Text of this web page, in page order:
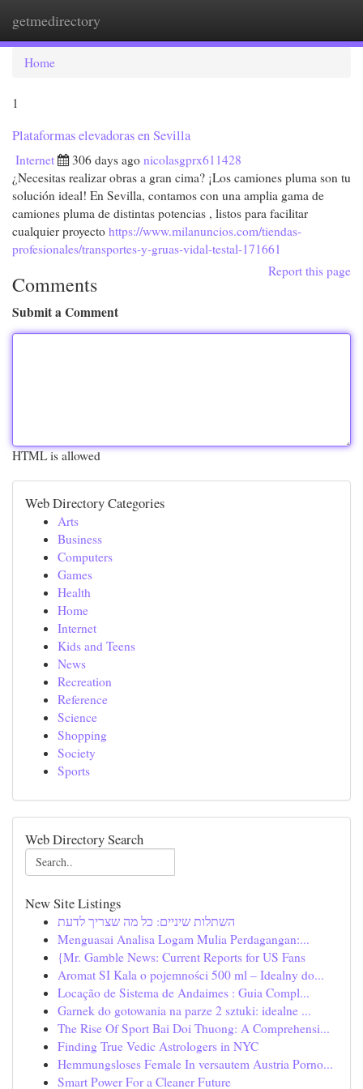
getmedirectory
Home
1
Plataformas elevadoras en Sevilla
Internet 306 days ago nicolasgprx611428
¿Necesitas realizar obras a gran cima? ¡Los camiones pluma son tu
solución ideal! En Sevilla, contamos con una amplia gama de
camiones pluma de distintas potencias , listos para facilitar
cualquier proyecto https://www.milanuncios.com/tiendas-
profesionales/transportes-y-gruas-vidal-testal-171661
Report this page
Comments
Submit a Comment
HTML is allowed
Web Directory Categories
Arts
Business
Computers
Games
Health
Home
Internet
Kids and Teens
News
Recreation
Reference
Science
Shopping
Society
Sports
Web Directory Search
New Site Listings
השתלות שיניים: כל מה שצריך לדעת
Menguasai Analisa Logam Mulia Perdagangan:...
{Mr. Gamble News: Current Reports for US Fans
Aromat SI Kala o pojemności 500 ml – Idealny do...
Locação de Sistema de Andaimes : Guia Compl...
Garnek do gotowania na parze 2 sztuki: idealne ...
The Rise Of Sport Bai Doi Thuong: A Comprehensi...
Finding True Vedic Astrologers in NYC
Hemmungsloses Female In versautem Austria Porno...
Smart Power For a Cleaner Future